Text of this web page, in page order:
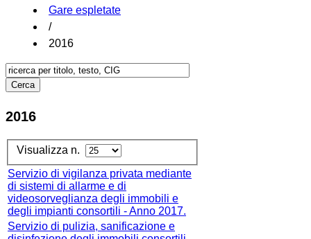
Gare espletate
/
2016
2016
Visualizza n.
Servizio di vigilanza privata mediante
di sistemi di allarme e di
videosorveglianza degli immobili e
degli impianti consortili - Anno 2017.
Servizio di pulizia, sanificazione e